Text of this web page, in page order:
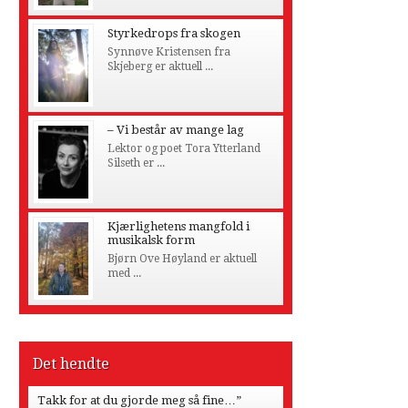
Styrkedrops fra skogen
Synnøve Kristensen fra
Skjeberg er aktuell ...
– Vi består av mange lag
Lektor og poet Tora Ytterland
Silseth er ...
Kjærlighetens mangfold i
musikalsk form
Bjørn Ove Høyland er aktuell
med ...
Det hendte
Takk for at du gjorde meg så fine…”